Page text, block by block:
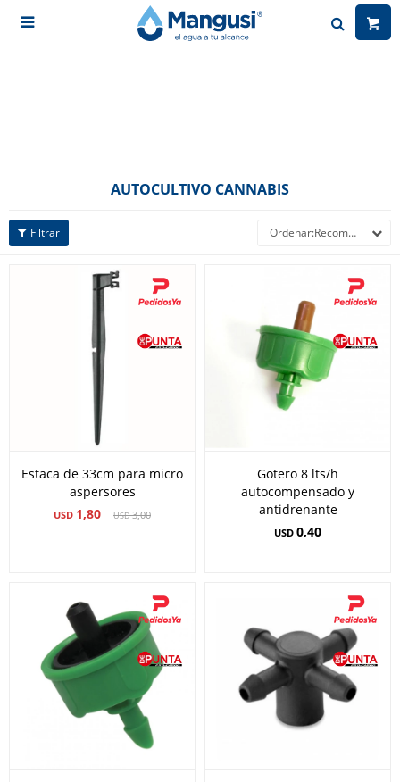

AUTOCULTIVO CANNABIS
Recomendados
Estaca de 33cm para micro
aspersores
USD 1,80 USD3,00
Gotero 8 lts/h
autocompensado y
antidrenante
USD 0,40